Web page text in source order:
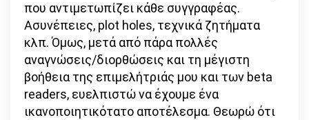
που αντιμετωπίζει κάθε συγγραφέας.
Ασυνέπειες, plot holes, τεχνικά ζητήματα
κλπ. Όμως, μετά από πάρα πολλές
αναγνώσεις/διορθώσεις και τη μέγιστη
βοήθεια της επιμελήτριάς μου και των beta
readers, ευελπιστώ να έχουμε ένα
ικανοποιητικότατο αποτέλεσμα. Θεωρώ ότι